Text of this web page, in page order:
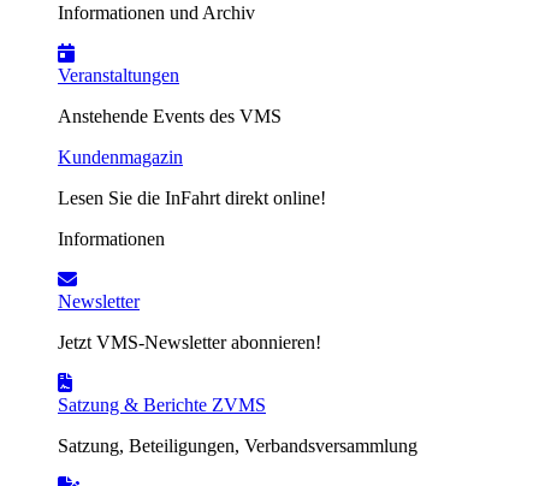
Informationen und Archiv
Veranstaltungen
Anstehende Events des VMS
Kundenmagazin
Lesen Sie die InFahrt direkt online!
Informationen
Newsletter
Jetzt VMS-Newsletter abonnieren!
Satzung & Berichte ZVMS
Satzung, Beteiligungen, Verbandsversammlung